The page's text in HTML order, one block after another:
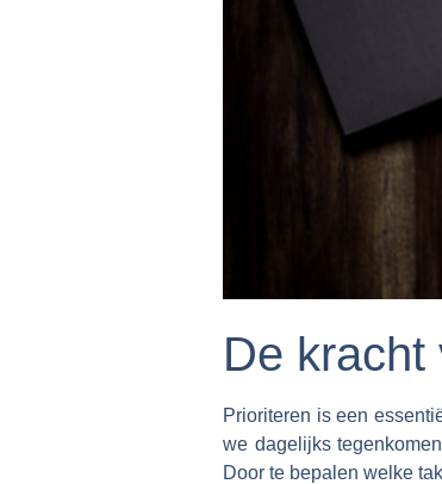
De
Prioriteren is een
we dagelijks
Door te bepalen welke